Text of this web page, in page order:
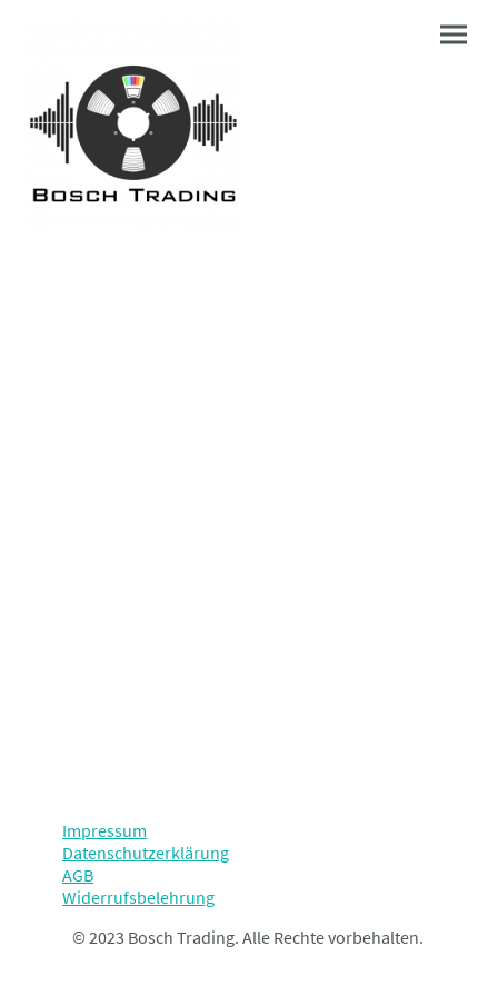
Impressum
Datenschutzerklärung
AGB
Widerrufsbelehrung
© 2023 Bosch Trading. Alle Rechte vorbehalten.